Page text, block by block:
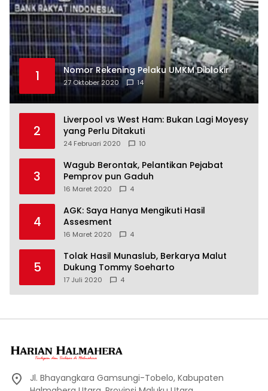
1 Nomor Rekening Pelaku UMKM Diblokir
27 Oktober 2020 14
2
Liverpool vs West Ham: Bukan Lagi Moyesy
yang Perlu Ditakuti
24 Februari 2020 10
3
Wagub Berontak, Pelantikan Pejabat
Pemprov pun Gaduh
16 Maret 2020 4
4
AGK: Saya Hanya Mengikuti Hasil
Assesment
16 Maret 2020 4
5
Tolak Hasil Munaslub, Berkarya Malut
Dukung Tommy Soeharto
17 Juli 2020 4
Jl. Bhayangkara Gamsungi-Tobelo, Kabupaten